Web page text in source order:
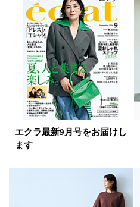
エクラ最新9月号をお届けし
ます